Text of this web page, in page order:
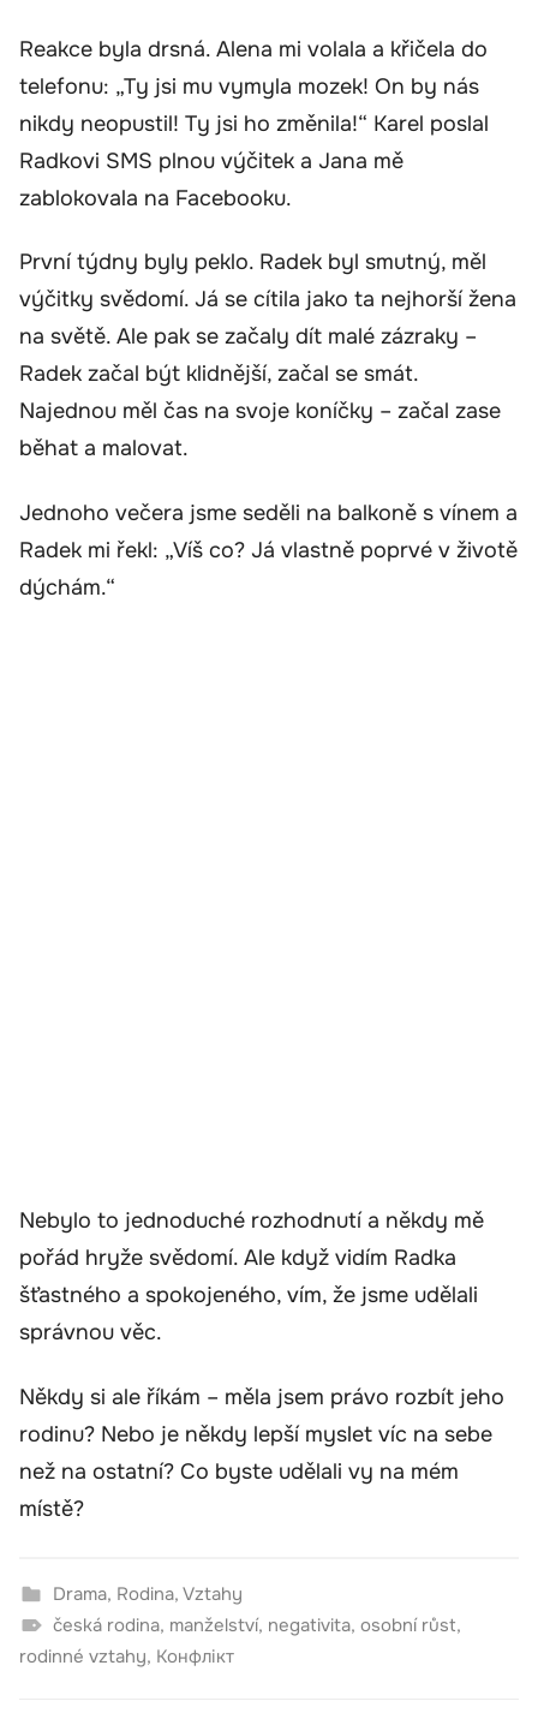
Reakce byla drsná. Alena mi volala a křičela do
telefonu: „Ty jsi mu vymyla mozek! On by nás
nikdy neopustil! Ty jsi ho změnila!“ Karel poslal
Radkovi SMS plnou výčitek a Jana mě
zablokovala na Facebooku.
První týdny byly peklo. Radek byl smutný, měl
výčitky svědomí. Já se cítila jako ta nejhorší žena
na světě. Ale pak se začaly dít malé zázraky –
Radek začal být klidnější, začal se smát.
Najednou měl čas na svoje koníčky – začal zase
běhat a malovat.
Jednoho večera jsme seděli na balkoně s vínem a
Radek mi řekl: „Víš co? Já vlastně poprvé v životě
dýchám.“
Nebylo to jednoduché rozhodnutí a někdy mě
pořád hryže svědomí. Ale když vidím Radka
šťastného a spokojeného, vím, že jsme udělali
správnou věc.
Někdy si ale říkám – měla jsem právo rozbít jeho
rodinu? Nebo je někdy lepší myslet víc na sebe
než na ostatní? Co byste udělali vy na mém
místě?
Drama, Rodina, Vztahy
česká rodina, manželství, negativita, osobní růst,
rodinné vztahy, Конфлікт